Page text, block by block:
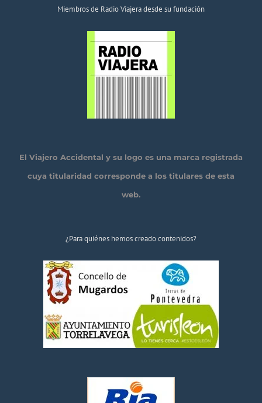
Miembros de Radio Viajera desde su fundación
El Viajero Accidental y su logo es una marca registrada
cuya titularidad corresponde a los titulares de esta
web.
¿Para quiénes hemos creado contenidos?